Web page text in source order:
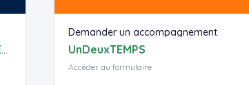
UnDeuxTEMPS.fr & UnDeuxTEMPS
Demander un accompagnement
UnDeuxTEMPS
Accéder au formulaire